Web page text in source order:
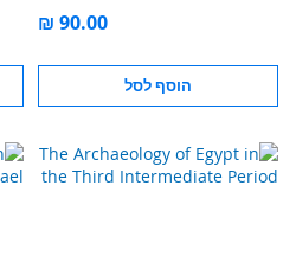
הוסף לסל